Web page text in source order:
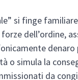
si finge
dell’ordine,
denaro
o simula la
da